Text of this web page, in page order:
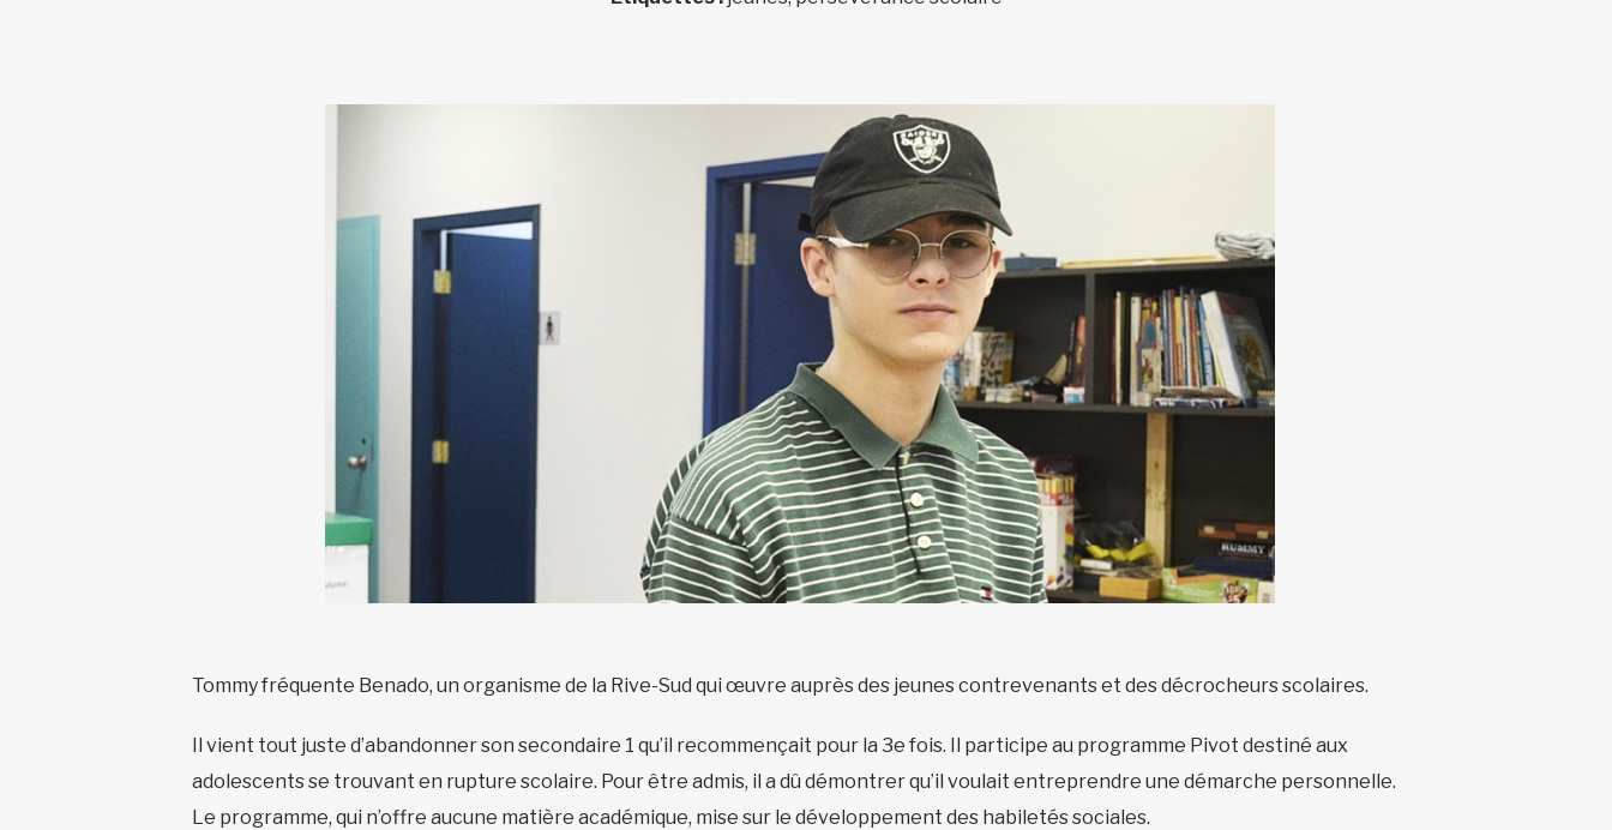
Tommy fréquente Benado, un organisme de la Rive-Sud qui œuvre auprès des jeunes contrevenants et des décrocheurs scolaires.
Il vient tout juste d’abandonner son secondaire 1 qu’il recommençait pour la 3e fois. Il participe au programme Pivot destiné aux
adolescents se trouvant en rupture scolaire. Pour être admis, il a dû démontrer qu’il voulait entreprendre une démarche personnelle.
Le programme, qui n’offre aucune matière académique, mise sur le développement des habiletés sociales.